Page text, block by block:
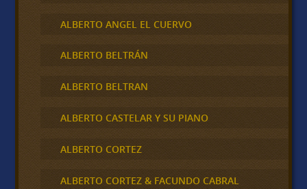
ALBERTO ANGEL EL CUERVO
ALBERTO BELTRÁN
ALBERTO BELTRAN
ALBERTO CASTELAR Y SU PIANO
ALBERTO CORTEZ
ALBERTO CORTEZ & FACUNDO CABRAL